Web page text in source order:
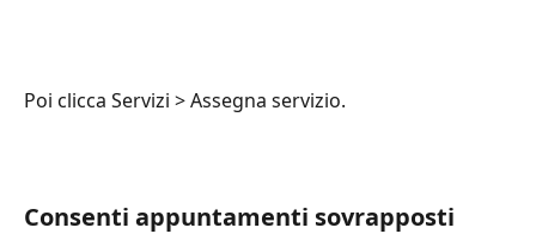
Poi clicca Servizi > Assegna servizio.
Consenti appuntamenti sovrapposti